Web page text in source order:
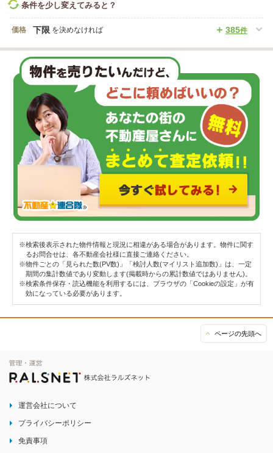
条件を少し変えてみると？
価格 385件
下限 を決めなければ
※検索後表示された物件情報と現況に相違がある場合があります。物件に関す
るお問合せは、各不動産会社様に直接ご連絡ください。
※物件ごとの「見られた数(PV数)」「検討人数(マイリスト追加数)」は、一定
期間の集計数値であり変動します(掲載時からの累計数値ではありません)。
※検索条件保存・読込機能を利用するには、ブラウザの「Cookieの設定」が有
効になっている必要があります。
ページの先頭へ
運営会社について
プライバシーポリシー
免責事項